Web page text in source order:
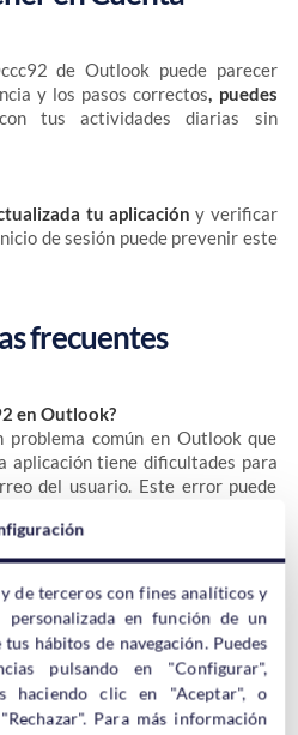
de Outlook puede parecer
y los pasos correctos, puedes
tus actividades diarias sin
tu aplicación y verificar
de sesión puede prevenir este
frecuentes
en Outlook?
común en Outlook que
aplicación tiene dificultades para
del usuario. Este error puede
aplicación de Outlook como en
0x800ccc92 en Outlook?
varias maneras. Asegúrate de
sesión sean correctos y estén
realizar chequeos
para detectar y reparar cualquier
de terceros con fines analíticos y
en función de un
hábitos de navegación. Puedes
pulsando en "Configurar",
haciendo clic en "Aceptar", o
Para más información